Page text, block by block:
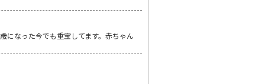
になった今でも重宝してます。赤ちゃん